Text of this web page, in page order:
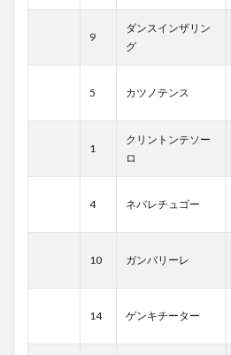
9
ダンスインザリン
グ
5 カツノテンス
1
クリントンテソー
ロ
4 ネバレチュゴー
10 ガンバリーレ
14 ゲンキチーター